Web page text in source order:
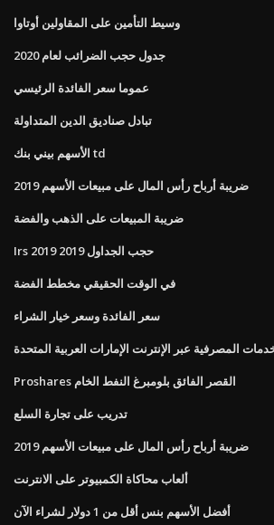
وسيط التأمين على المقاولين أوتاوا
جدول حجب الضرائب لعام 2020
عموما سعر الفائدة الرئيسي
تبادل صناديق الدين المتداولة
الأسهم بيني بنك td
ضريبة أرباح رأس المال على مبيعات الأسهم 2019
ضريبة المبيعات على الذهب والفضة
Irs حجب الجداول 2019 2019
في الوقت الحقيقي مخطط الفضة
سعر الفائدة وسعر خيار الشراء
المصرفية عبر الإنترنت الإمارات العربية المتحدة
Proshares القصر الفائق بلومبرغ النفط الخام
تدريب على تجارة السلع
ضريبة أرباح رأس المال على مبيعات الأسهم 2019
ألعاب محاكاة الكمبيوتر على الانترنت
أفضل الأسهم بنس أقل من 1 دولار لشراء الآن